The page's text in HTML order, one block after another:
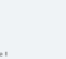
!!